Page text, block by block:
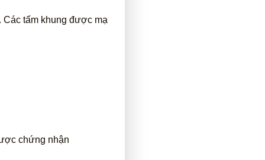
Các tấm khung được mạ
chứng nhận